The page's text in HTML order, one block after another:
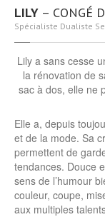
LILY – CONGÉ
Spécialiste Dualiste
Lily a sans cesse
la rénovation de
sac à dos, elle ne
Elle a, depuis
et de la mode. Sa
permettent de
tendances. Douce
sens de l’humour
couleur, coupe,
aux multiples